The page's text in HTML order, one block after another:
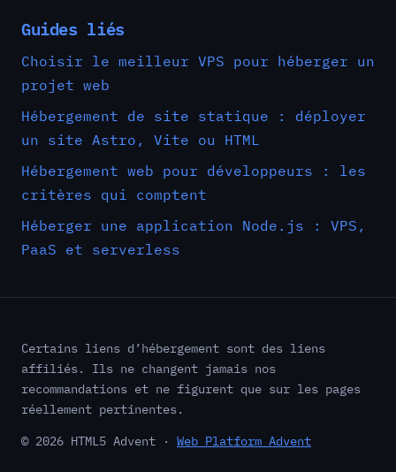
Guides liés
Choisir le meilleur VPS pour héberger un
projet web
Hébergement de site statique : déployer
un site Astro, Vite ou HTML
Hébergement web pour développeurs : les
critères qui comptent
Héberger une application Node.js : VPS,
PaaS et serverless
Certains liens d’hébergement sont des liens
affiliés. Ils ne changent jamais nos
recommandations et ne figurent que sur les pages
réellement pertinentes.
© 2026 HTML5 Advent · Web Platform Advent